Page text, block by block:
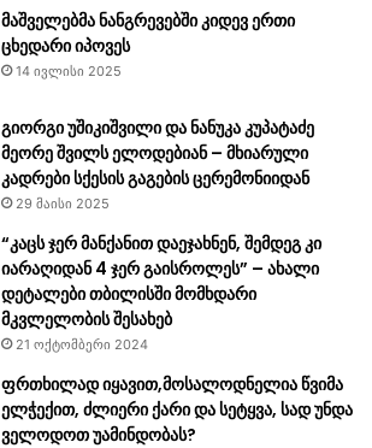
მაშველებმა ნანგრევებში კიდევ ერთი
ცხედარი იპოვეს
14 ივლისი 2025
გიორგი უშიკიშვილი და ნანუკა კუპატაძე
მეორე შვილს ელოდებიან – მხიარული
კადრები სქესის გაგების ცერემონიიდან
29 მაისი 2025
“კაცს ჯერ მანქანით დაეჯახნენ, შემდეგ კი
იარაღიდან 4 ჯერ გაისროლეს” – ახალი
დეტალები თბილისში მომხდარი
მკვლელობის შესახებ
21 ოქტომბერი 2024
ფრთხილად იყავით,მოსალოდნელია წვიმა
ელჭექით, ძლიერი ქარი და სეტყვა, სად უნდა
ველოდოთ უამინდობას?